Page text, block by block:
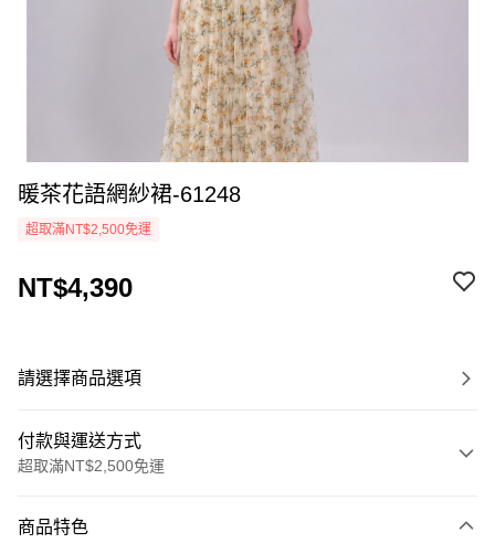
暖茶花語網紗裙-61248
超取滿NT$2,500免運
NT$4,390
請選擇商品選項
付款與運送方式
超取滿NT$2,500免運
信用卡一次付款
商品特色